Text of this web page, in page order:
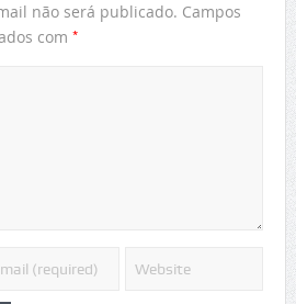
não será publicado. Campos
com *